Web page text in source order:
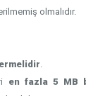
olmalıdır.
.
en fazla 5 MB